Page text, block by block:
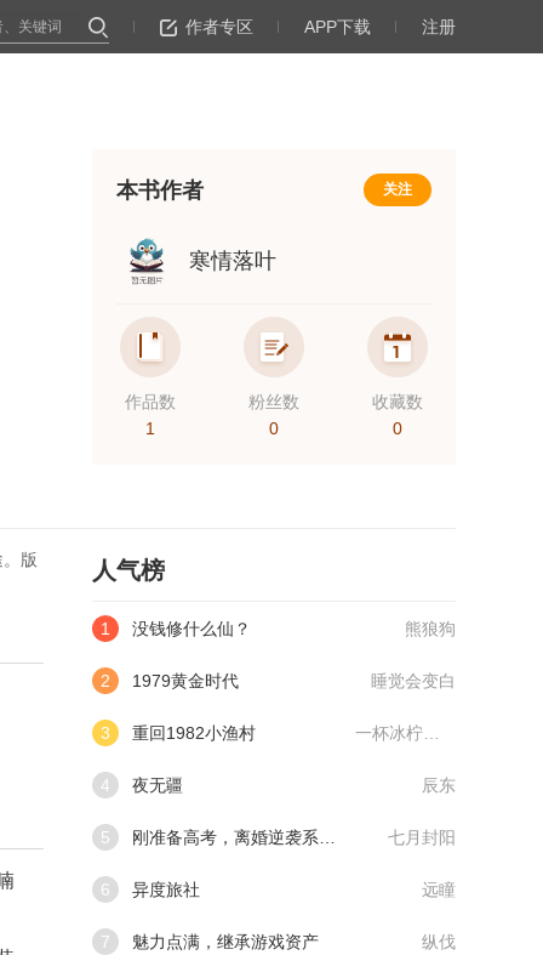
作者专区 APP下载 注册
本书作者 关注
寒情落叶
作品数
1
粉丝数
0
收藏数
0
版
人气榜
1 没钱修什么仙？ 熊狼狗
2 1979黄金时代 睡觉会变白
3 重回1982小渔村
4 夜无疆 辰东
5 七月封阳
6 异度旅社 远瞳
7 魅力点满，继承游戏资产 纵伐